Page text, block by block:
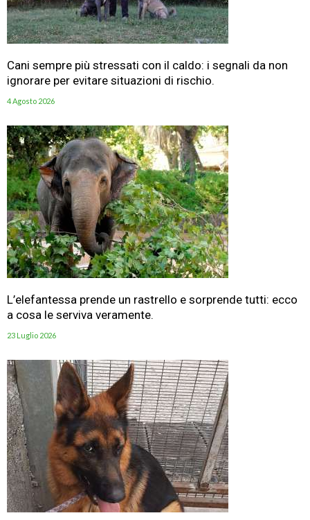
Cani sempre più stressati con il caldo: i segnali da non
ignorare per evitare situazioni di rischio.
4 Agosto 2026
L’elefantessa prende un rastrello e sorprende tutti: ecco
a cosa le serviva veramente.
23 Luglio 2026